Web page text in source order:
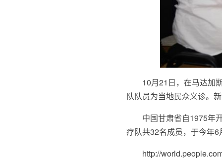
10月21日，在马达加
队队员为当地民众义诊。
中国甘肃省自1975年
疗队共32名成员，于今年
http://